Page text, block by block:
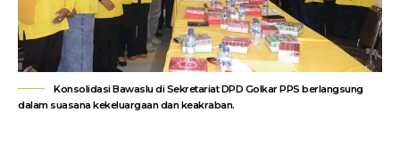
Konsolidasi Bawaslu di Sekretariat DPD Golkar PPS berlangsung
dalam suasana kekeluargaan dan keakraban.